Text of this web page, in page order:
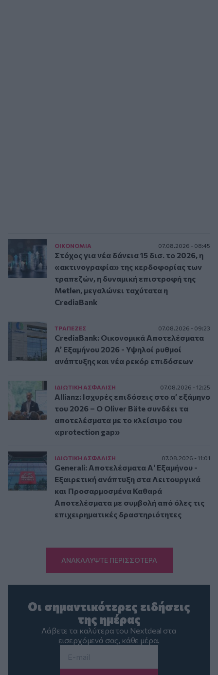
ΟΙΚΟΝΟΜΙΑ 07.08.2026 - 08:45
Στόχος για νέα δάνεια 15 δισ. το 2026, η
«ακτινογραφία» της κερδοφορίας των
τραπεζών, η δυναμική επιστροφή της
Metlen, μεγαλώνει ταχύτατα η
CrediaBank
ΤΡAΠΕΖΕΣ 07.08.2026 - 09:23
CrediaBank: Οικονομικά Αποτελέσματα
A’ Εξαμήνου 2026 - Υψηλοί ρυθμοί
ανάπτυξης και νέα ρεκόρ επιδόσεων
ΙΔΙΩΤΙΚΗ ΑΣΦAΛΙΣΗ 07.08.2026 - 12:25
Allianz: Ισχυρές επιδόσεις στο α’ εξάμηνο
του 2026 – Ο Oliver Bäte συνδέει τα
αποτελέσματα με το κλείσιμο του
«protection gap»
ΙΔΙΩΤΙΚΗ ΑΣΦAΛΙΣΗ 07.08.2026 - 11:01
Generali: Αποτελέσματα Α' Εξαμήνου -
Εξαιρετική ανάπτυξη στα Λειτουργικά
και Προσαρμοσμένα Καθαρά
Αποτελέσματα με συμβολή από όλες τις
επιχειρηματικές δραστηριότητες
ΑΝΑΚΑΛΥΨΤΕ ΠΕΡΙΣΣΟΤΕΡΑ
Οι σημαντικότερες ειδήσεις
της ημέρας
Λάβετε τα καλύτερα του Nextdeal στα
εισερχόμενά σας, κάθε μέρα.